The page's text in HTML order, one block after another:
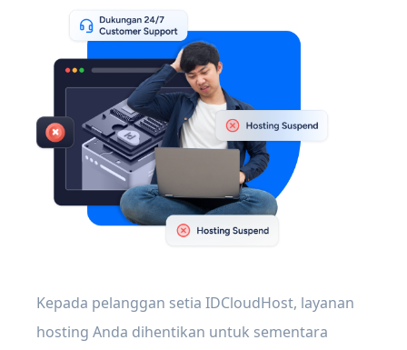
Kepada pelanggan setia IDCloudHost, layanan
hosting Anda dihentikan untuk sementara